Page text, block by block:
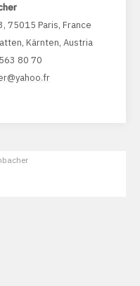
75015 Paris, France
Kärnten, Austria
80 70